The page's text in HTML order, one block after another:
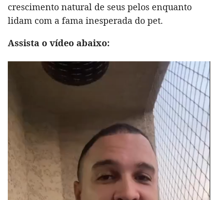
crescimento natural de seus pelos enquanto
lidam com a fama inesperada do pet.
Assista o vídeo abaixo: